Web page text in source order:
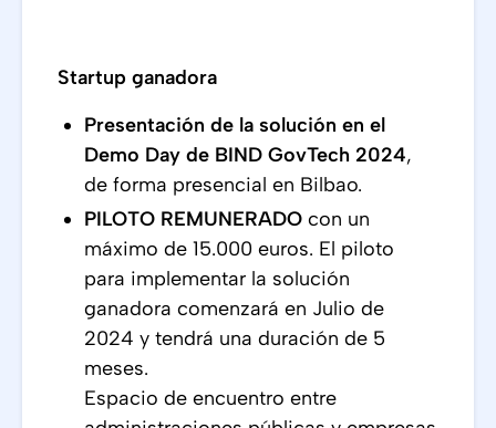
Startup ganadora
Presentación de la solución en el
Demo Day de BIND GovTech 2024,
de forma presencial en Bilbao.
PILOTO REMUNERADO con un
máximo de 15.000 euros. El piloto
para implementar la solución
ganadora comenzará en Julio de
2024 y tendrá una duración de 5
meses.
Espacio de encuentro entre